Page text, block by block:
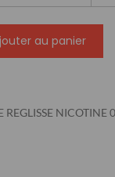
au panier
NICOTINE